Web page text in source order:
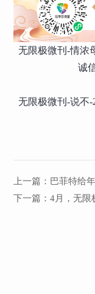
无限极微刊-情浓
诚
无限极微刊-说不-
上一篇： 巴菲特给
下一篇：4月，无限